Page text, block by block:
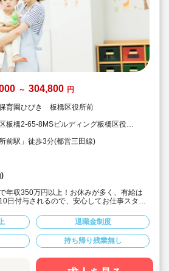
～ 304,800 円
育園ひびき 板橋区役所前
板橋2-65-8MSビルディング板橋区役所
前駅」徒歩3分(都営三田線)
)
年収350万円以上！お休みが多く、有給は
日付与されるので、安心してお仕事スター
所前駅」から徒歩3分！
円＋経験加算☆
！発生した場合は1分単位で残業代支給。業
えの時間にも残業代がつきます♪
ひとりを大切にする、おもいやりと笑顔あ
退職金制度
持ち帰り残業無し